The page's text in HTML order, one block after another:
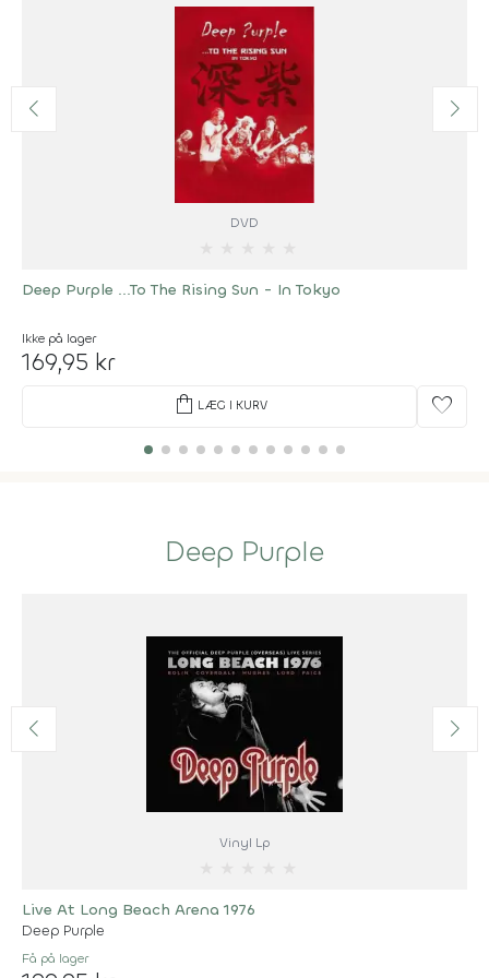
DVD
Deep Purple ...To The Rising Sun - In Tokyo
Ikke på lager
169,95 kr
shopping_bag LÆG I KURV favorite
Deep Purple
Vinyl Lp
Live At Long Beach Arena 1976
Deep Purple
Få på lager